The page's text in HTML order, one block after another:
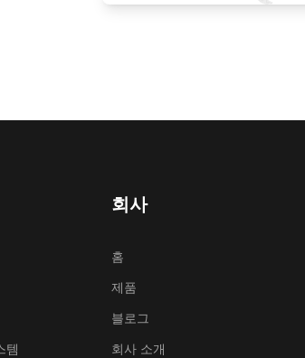
템
회사
홈
제품
블로그
회사 소개